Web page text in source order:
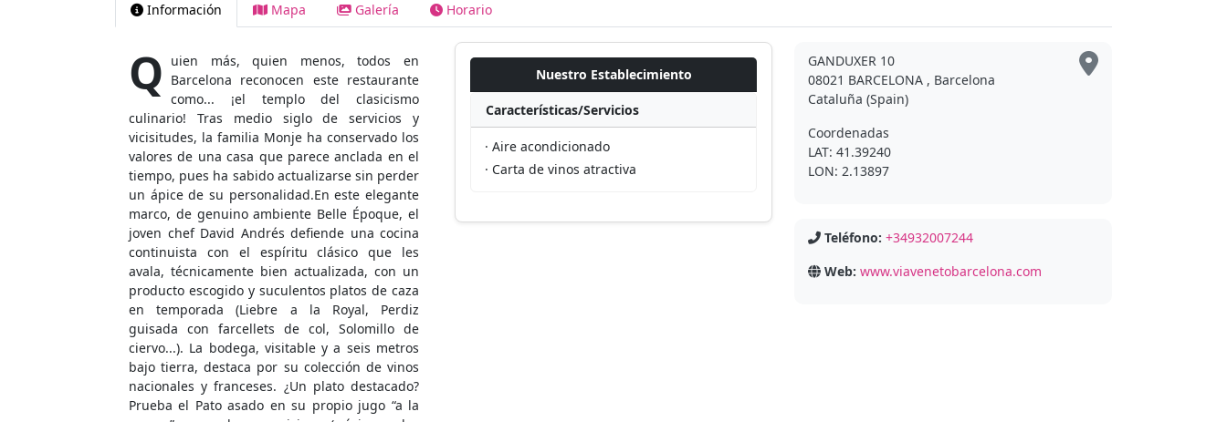
Información Mapa Galería Horario
Q uien más, quien menos, todos en
Barcelona reconocen este restaurante
como... ¡el templo del clasicismo
culinario! Tras medio siglo de servicios y
vicisitudes, la familia Monje ha conservado los
valores de una casa que parece anclada en el
tiempo, pues ha sabido actualizarse sin perder
un ápice de su personalidad.En este elegante
marco, de genuino ambiente Belle Époque, el
joven chef David Andrés defiende una cocina
continuista con el espíritu clásico que les
avala, técnicamente bien actualizada, con un
producto escogido y suculentos platos de caza
en temporada (Liebre a la Royal, Perdiz
guisada con farcellets de col, Solomillo de
ciervo...). La bodega, visitable y a seis metros
bajo tierra, destaca por su colección de vinos
nacionales y franceses. ¿Un plato destacado?
Prueba el Pato asado en su propio jugo “a la
Nuestro Establecimiento
Características/Servicios
· Aire acondicionado
· Carta de vinos atractiva
GANDUXER 10
08021 BARCELONA , Barcelona
Cataluña (Spain)
Coordenadas
LAT: 41.39240
LON: 2.13897
Teléfono: +34932007244
Web: www.viavenetobarcelona.com